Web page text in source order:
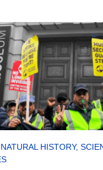
NATURAL HISTORY,